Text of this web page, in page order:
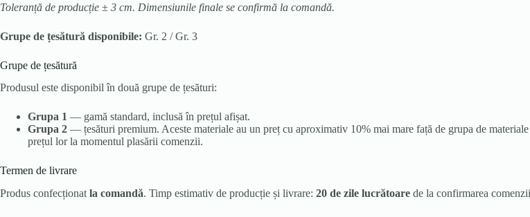
Toleranță de producție ± 3 cm. Dimensiunile finale se confirmă la comandă.
Grupe de țesătură disponibile: Gr. 2 / Gr. 3
Grupe de țesătură
Produsul este disponibil în două grupe de țesături:
Grupa 1 — gamă standard, inclusă în prețul afișat.
Grupa 2 — țesături premium. Aceste materiale au un preț cu aproximativ 10% mai mare față de grupa de
prețul lor la momentul plasării comenzii.
Termen de livrare
Produs confecționat la comandă. Timp estimativ de producție și livrare: 20 de zile lucrătoare de la confirmarea